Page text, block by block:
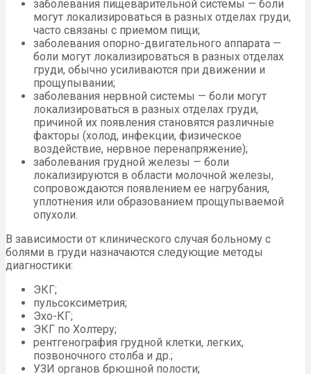
заболевания пищеварительной системы — боли
могут локализироваться в разных отделах груди,
часто связаны с приемом пищи;
заболевания опорно-двигательного аппарата —
боли могут локализироваться в разных отделах
груди, обычно усиливаются при движении и
прощупывании;
заболевания нервной системы — боли могут
локализироваться в разных отделах груди,
причиной их появления становятся различные
факторы (холод, инфекции, физическое
воздействие, нервное перенапряжение);
заболевания грудной железы — боли
локализируются в области молочной железы,
сопровождаются появлением ее нагрубания,
уплотнения или образованием прощупываемой
опухоли.
В зависимости от клинического случая больному с
болями в груди назначаются следующие методы
диагностики:
ЭКГ;
пульсоксиметрия;
Эхо-КГ;
ЭКГ по Холтеру;
рентгенография грудной клетки, легких,
позвоночного столба и др.;
УЗИ органов брюшной полости;